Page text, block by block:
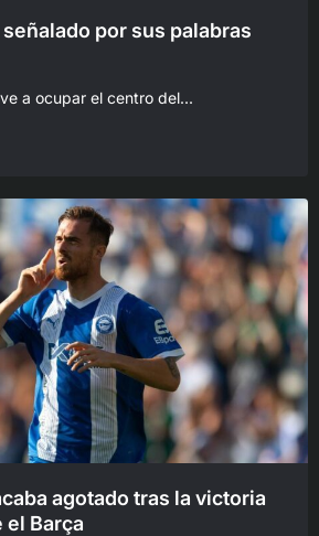
por sus palabras
a ocupar el centro del...
agotado tras la victoria
el Barça